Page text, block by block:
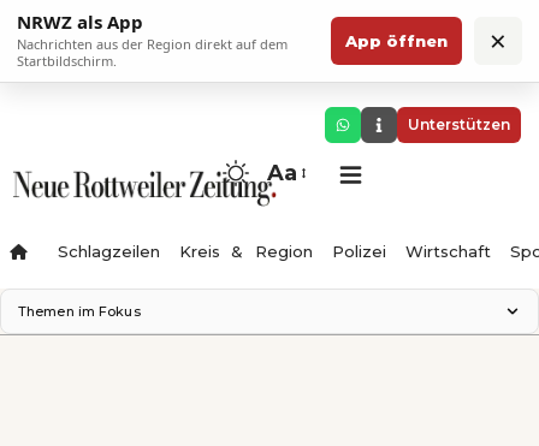
NRWZ als App
Nachrichten aus der Region direkt auf dem
Startbildschirm.
App öffnen ×
Unterstützen
Aa
Schlagzeilen Kreis & Region Polizei Wirtschaft
Themen im Fokus